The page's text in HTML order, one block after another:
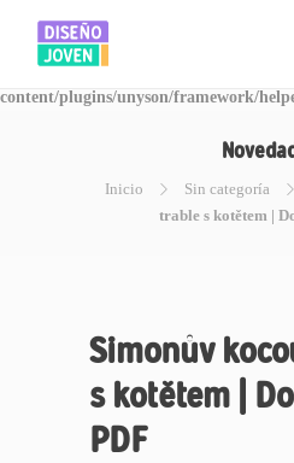
Warning: Invalid argument supplied for
/www/disegnojoven.com.ar/htdocs/wp-
content/plugins/unyson/framework/
Inicio Sin categoría
trable s kotětem |
Simonův
s kotětem |
PDF